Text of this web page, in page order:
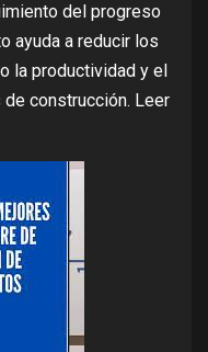
del progreso
ayuda a reducir los
la productividad y el
construcción. Leer